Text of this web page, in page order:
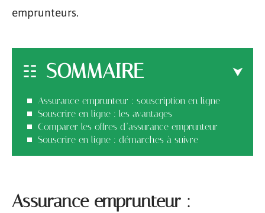
emprunteurs.
SOMMAIRE
Assurance emprunteur : souscription en ligne
Souscrire en ligne : les avantages
Comparer les offres d’assurance emprunteur
Souscrire en ligne : démarches à suivre
Assurance emprunteur :